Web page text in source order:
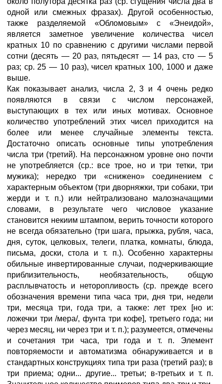
одной или смежных фразах). Другой особенностью,
также разделяемой «Обломовым» с «Энеидой»,
является заметное увеличение количества чисел
кратных 10 по сравнению с другими числами первой
сотни (десять — 20 раз, пятьдесят — 14 раз, сто — 5
раз; ср. 25 — 10 раз), чисел кратных 100, 1000 и даже
выше.
Как показывает анализ, числа 2, 3 и 4 очень редко
появляются в связи с числом персонажей,
выступающих в тех или иных мотивах. Основное
количество употреблений этих чисел приходится на
более или менее случайные элементы текста.
Достаточно описать основные типы употребления
числа три (третий). На персонажном уровне оно почти
не употребляется (ср.: все трое, но и три тетки, три
мужика); нередко три «снижено» соединением с
характерным объектом (три дворняжки, три собаки, три
жерди и т. п.) или нейтрализовано малозначащими
словами, в результате чего числовое указание
становится некиим штампом, верить точности которого
не всегда обязательно (три шага, прыжка, рубля, часа,
дня, суток, целковых, телеги, платка, комнаты, блюда,
письма, доски, стола и т. п.). Особенно характерны
обильные инвертированные случаи, подчеркивающие
приблизительность, необязательность, общую
расплывчатость и неторопливость (ср. прежде всего
обозначения времени типа часа три, дня три, недели
три, месяца три, года три, а также: лет трех [но и:
ложечки три /мера/, фунта три кофе], третьего года; ни
через месяц, ни через три и т. п.); разумеется, отмечены
и сочетания три часа, три года и т. п. Элемент
повторяемости и автоматизма обнаруживается и в
стандартных конструкциях типа три раза (третий раз); в
три приема; одни... другие... третьи; в-третьих и т. п.